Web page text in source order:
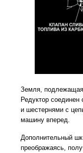
Земля,
Редуктор
и шестернями с
машину вперед.
Дополнительный
преображаясь,